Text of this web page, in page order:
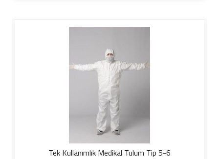
Tek Kullanımlık Medikal Tulum Tip 5-6